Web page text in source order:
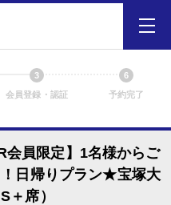
3
会員登録・認証
6
予約完了
会員限定】1名様からご
日帰りプラン★宝塚大
＋席）